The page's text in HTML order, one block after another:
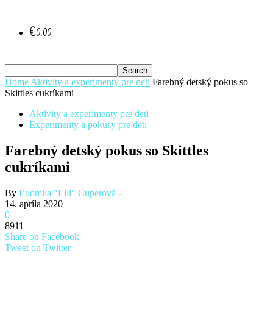
€0.00
Home Aktivity a experimenty pre deti Farebný detský pokus so
Skittles cukríkami
Aktivity a experimenty pre deti
Experimenty a pokusy pre deti
Farebný detský pokus so Skittles
cukríkami
By Ľudmila "Lili" Cuperová -
14. apríla 2020
0
8911
Share on Facebook
Tweet on Twitter